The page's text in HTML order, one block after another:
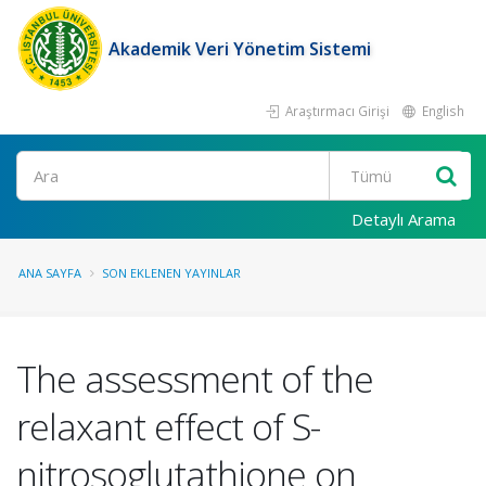
Akademik Veri Yönetim Sistemi
Araştırmacı Girişi English
Ara
Detaylı Arama
ANA SAYFA SON EKLENEN YAYINLAR
The assessment of the
relaxant effect of S-
nitrosoglutathione on